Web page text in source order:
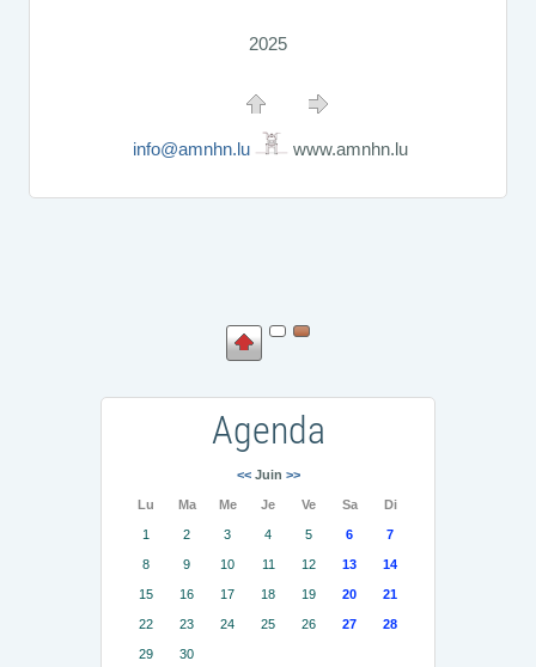
2025
info@amnhn.lu www.amnhn.lu
Agenda
<<Juin >>
Lu Ma Me Je Ve Sa Di
1 2 3 4 5 6 7
8 9 10 11 12 13 14
15 16 17 18 19 20 21
22 23 24 25 26 27 28
29 30